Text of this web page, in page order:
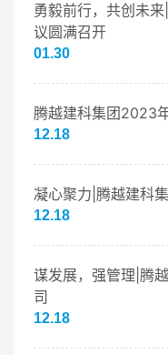
勇毅前行，共创未
议圆满召开
01.30
腾越建科集团2023
12.18
凝心聚力|腾越建科
12.18
谋发展，强管理|腾
司
12.18